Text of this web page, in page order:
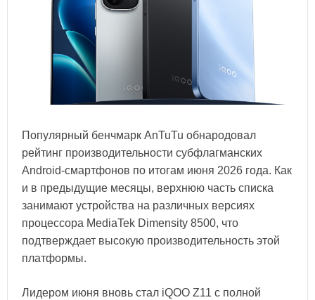
Популярный бенчмарк AnTuTu обнародовал
рейтинг производительности субфлагманских
Android-смартфонов по итогам июня 2026 года. Как
и в предыдущие месяцы, верхнюю часть списка
занимают устройства на различных версиях
процессора MediaTek Dimensity 8500, что
подтверждает высокую производительность этой
платформы.
Лидером июня вновь стал iQOO Z11 с полной